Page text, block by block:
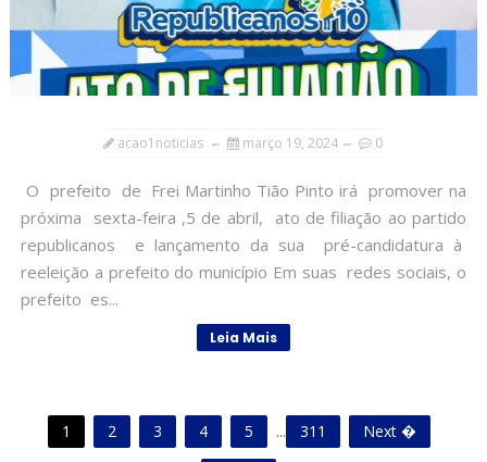
acao1noticias março 19, 2024 0
O prefeito de Frei Martinho Tião Pinto irá promover na
próxima sexta-feira ,5 de abril, ato de filiação ao partido
republicanos e lançamento da sua pré-candidatura à
reeleição a prefeito do município Em suas redes sociais, o
prefeito es...
Leia Mais
1 2 3 4 5 ... 311 Next �